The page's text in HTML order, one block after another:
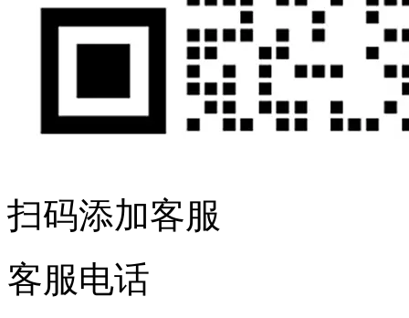
扫码添加客服
客服电话